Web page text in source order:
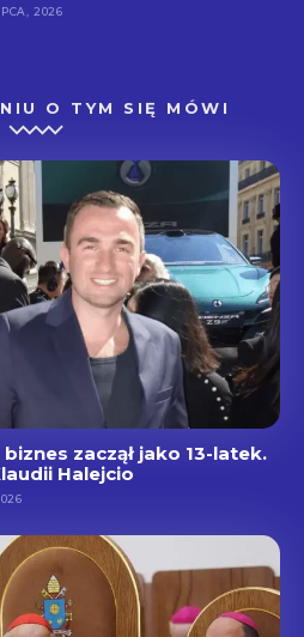
2026
O TYM SIĘ MÓWI
zaczął jako 13-latek.
Halejcio